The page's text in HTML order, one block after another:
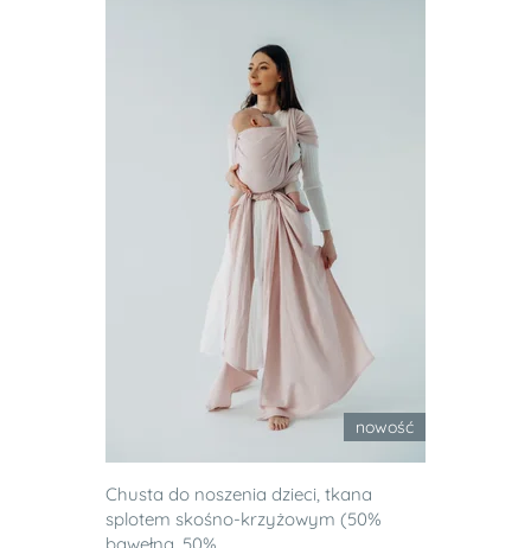
nowość
Chusta do noszenia dzieci, tkana
splotem skośno-krzyżowym (50%